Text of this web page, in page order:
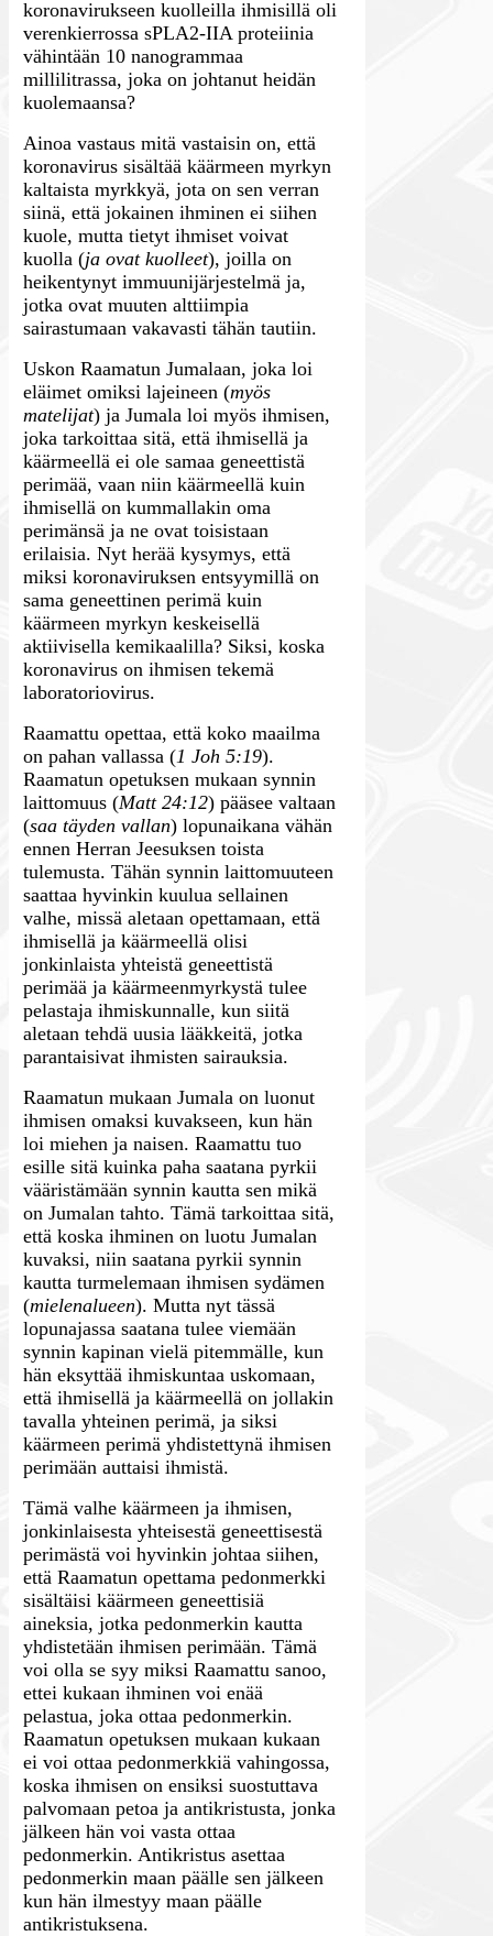
koronavirukseen kuolleilla ihmisillä oli
verenkierrossa sPLA2-IIA proteiinia
vähintään 10 nanogrammaa
millilitrassa, joka on johtanut heidän
kuolemaansa?
Ainoa vastaus mitä vastaisin on, että
koronavirus sisältää käärmeen myrkyn
kaltaista myrkkyä, jota on sen verran
siinä, että jokainen ihminen ei siihen
kuole, mutta tietyt ihmiset voivat
kuolla (ja ovat kuolleet), joilla on
heikentynyt immuunijärjestelmä ja,
jotka ovat muuten alttiimpia
sairastumaan vakavasti tähän tautiin.
Uskon Raamatun Jumalaan, joka loi
eläimet omiksi lajeineen (myös
matelijat) ja Jumala loi myös ihmisen,
joka tarkoittaa sitä, että ihmisellä ja
käärmeellä ei ole samaa geneettistä
perimää, vaan niin käärmeellä kuin
ihmisellä on kummallakin oma
perimänsä ja ne ovat toisistaan
erilaisia. Nyt herää kysymys, että
miksi koronaviruksen entsyymillä on
sama geneettinen perimä kuin
käärmeen myrkyn keskeisellä
aktiivisella kemikaalilla? Siksi, koska
koronavirus on ihmisen tekemä
laboratoriovirus.
Raamattu opettaa, että koko maailma
on pahan vallassa (1 Joh 5:19).
Raamatun opetuksen mukaan synnin
laittomuus (Matt 24:12) pääsee valtaan
(saa täyden vallan) lopunaikana vähän
ennen Herran Jeesuksen toista
tulemusta. Tähän synnin laittomuuteen
saattaa hyvinkin kuulua sellainen
valhe, missä aletaan opettamaan, että
ihmisellä ja käärmeellä olisi
jonkinlaista yhteistä geneettistä
perimää ja käärmeenmyrkystä tulee
pelastaja ihmiskunnalle, kun siitä
aletaan tehdä uusia lääkkeitä, jotka
parantaisivat ihmisten sairauksia.
Raamatun mukaan Jumala on luonut
ihmisen omaksi kuvakseen, kun hän
loi miehen ja naisen. Raamattu tuo
esille sitä kuinka paha saatana pyrkii
vääristämään synnin kautta sen mikä
on Jumalan tahto. Tämä tarkoittaa sitä,
että koska ihminen on luotu Jumalan
kuvaksi, niin saatana pyrkii synnin
kautta turmelemaan ihmisen sydämen
(mielenalueen). Mutta nyt tässä
lopunajassa saatana tulee viemään
synnin kapinan vielä pitemmälle, kun
hän eksyttää ihmiskuntaa uskomaan,
että ihmisellä ja käärmeellä on jollakin
tavalla yhteinen perimä, ja siksi
käärmeen perimä yhdistettynä ihmisen
perimään auttaisi ihmistä.
Tämä valhe käärmeen ja ihmisen,
jonkinlaisesta yhteisestä geneettisestä
perimästä voi hyvinkin johtaa siihen,
että Raamatun opettama pedonmerkki
sisältäisi käärmeen geneettisiä
aineksia, jotka pedonmerkin kautta
yhdistetään ihmisen perimään. Tämä
voi olla se syy miksi Raamattu sanoo,
ettei kukaan ihminen voi enää
pelastua, joka ottaa pedonmerkin.
Raamatun opetuksen mukaan kukaan
ei voi ottaa pedonmerkkiä vahingossa,
koska ihmisen on ensiksi suostuttava
palvomaan petoa ja antikristusta, jonka
jälkeen hän voi vasta ottaa
pedonmerkin. Antikristus asettaa
pedonmerkin maan päälle sen jälkeen
kun hän ilmestyy maan päälle
antikristuksena.